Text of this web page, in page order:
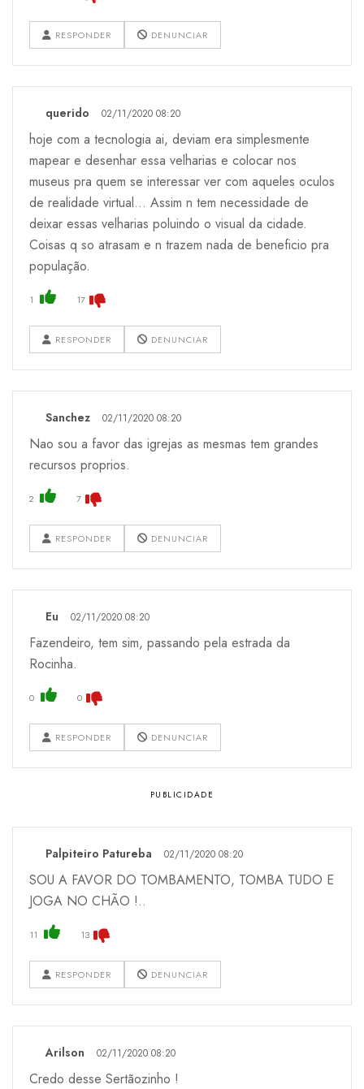
RESPONDER DENUNCIAR
querido 02/11/2020 08:20
hoje com a tecnologia ai, deviam era simplesmente
mapear e desenhar essa velharias e colocar nos
museus pra quem se interessar ver com aqueles oculos
de realidade virtual... Assim n tem necessidade de
deixar essas velharias poluindo o visual da cidade.
Coisas q so atrasam e n trazem nada de beneficio pra
população.
1 17
RESPONDER DENUNCIAR
Sanchez 02/11/2020 08:20
Nao sou a favor das igrejas as mesmas tem grandes
recursos proprios.
2 7
RESPONDER DENUNCIAR
Eu 02/11/2020 08:20
Fazendeiro, tem sim, passando pela estrada da
Rocinha.
0 0
RESPONDER DENUNCIAR
Palpiteiro Patureba 02/11/2020 08:20
SOU A FAVOR DO TOMBAMENTO, TOMBA TUDO E
JOGA NO CHÃO !..
11 13
RESPONDER DENUNCIAR
Arilson 02/11/2020 08:20
Credo desse Sertãozinho !